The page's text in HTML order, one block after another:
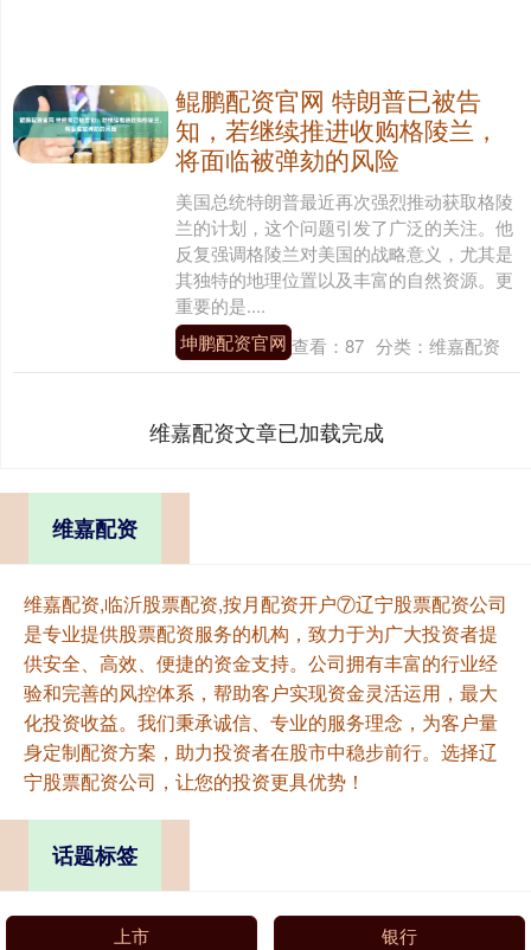
鲲鹏配资官网 特朗普已被告
知，若继续推进收购格陵兰，
将面临被弹劾的风险
美国总统特朗普最近再次强烈推动获取格陵
兰的计划，这个问题引发了广泛的关注。他
反复强调格陵兰对美国的战略意义，尤其是
其独特的地理位置以及丰富的自然资源。更
重要的是....
坤鹏配资官网 查看： 87 分类： 维嘉配资
维嘉配资文章已加载完成
维嘉配资
维嘉配资,临沂股票配资,按月配资开户⑦辽宁股票配资公司
是专业提供股票配资服务的机构，致力于为广大投资者提
供安全、高效、便捷的资金支持。公司拥有丰富的行业经
验和完善的风控体系，帮助客户实现资金灵活运用，最大
化投资收益。我们秉承诚信、专业的服务理念，为客户量
身定制配资方案，助力投资者在股市中稳步前行。选择辽
宁股票配资公司，让您的投资更具优势！
话题标签
上市 银行